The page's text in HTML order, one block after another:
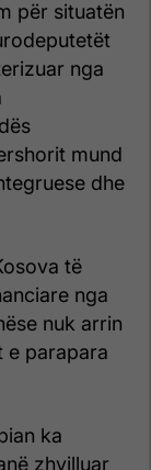
për situatën
nga
mund
dhe
të
nga
nuk arrin
e parapara
ka
zhvilluar